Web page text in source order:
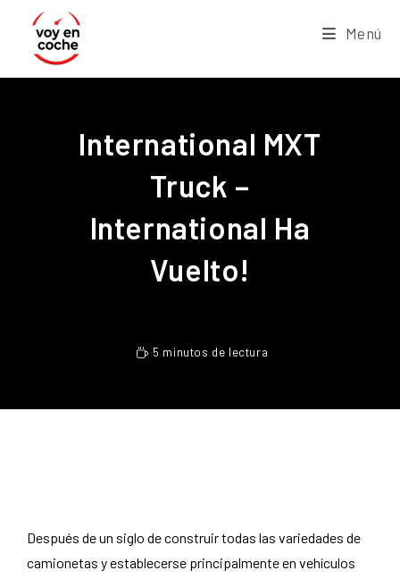
Menú
International MXT
Truck –
International Ha
Vuelto!
5 minutos de lectura
Después de un siglo de construir todas las variedades de
camionetas y establecerse principalmente en vehículos